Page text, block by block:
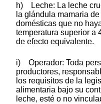
h) Leche: La leche
la glándula mamaria
domésticas que no
temperatura superior a
de efecto equivalente.
i) Operador: Toda
productores,
los requisitos de la
alimentaria bajo su
leche, esté o no